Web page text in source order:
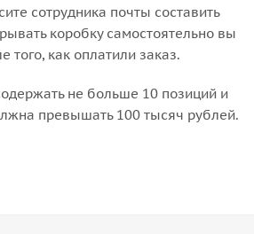
сотрудника почты составить
коробку самостоятельно вы
того, как оплатили заказ.
не больше 10 позиций и
превышать 100 тысяч рублей.